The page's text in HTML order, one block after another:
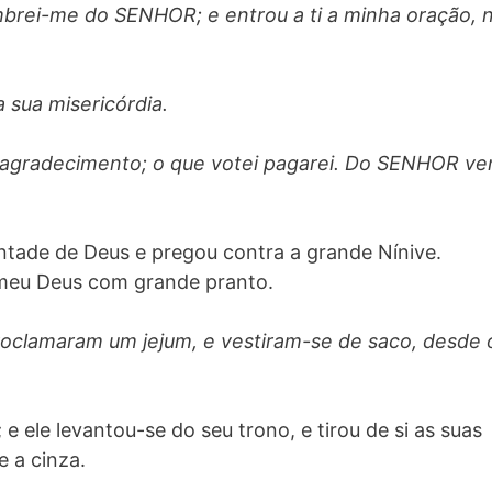
me do SENHOR; e entrou a ti a minha oração,
sua misericórdia.
o que votei pagarei. Do SENHOR
de Deus e pregou contra a grande Nínive.
Deus com grande pranto.
um jejum, e vestiram-se de saco, desde
ele levantou-se do seu trono, e tirou de si as suas
a cinza.